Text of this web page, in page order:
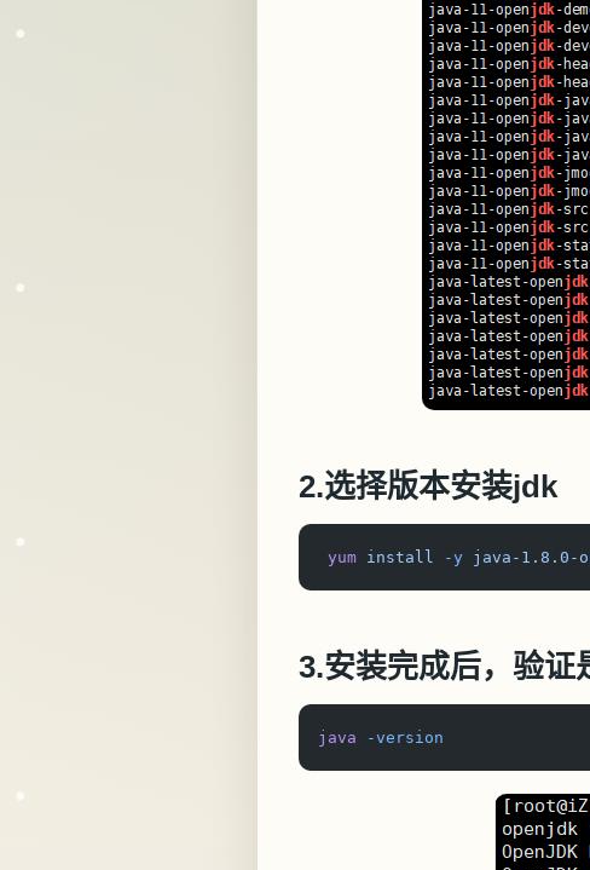
2.选择版本安装jdk
yum install -y java-1.8.0-
3.安装完成后，验证
java -version